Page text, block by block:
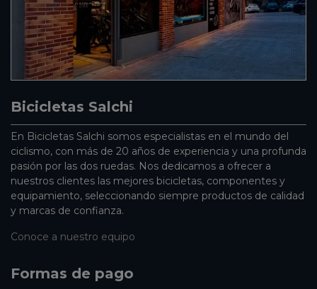
Bicicletas Salchi
En Bicicletas Salchi somos especialistas en el mundo del
ciclismo, con más de 20 años de experiencia y una profunda
pasión por las dos ruedas. Nos dedicamos a ofrecer a
nuestros clientes las mejores bicicletas, componentes y
equipamiento, seleccionando siempre productos de calidad
y marcas de confianza.
Conoce a nuestro equipo
Formas de pago